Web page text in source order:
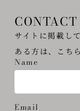
CONTACT
サイトに掲載し
ある方は、こち
Name
Email